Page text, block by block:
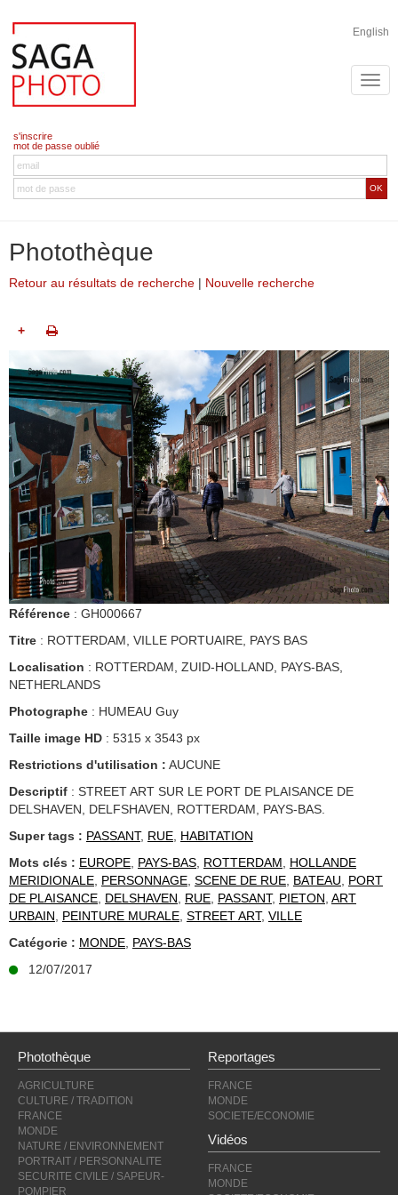
English
s'inscrire
mot de passe oublié
OK
Photothèque
Retour au résultats de recherche | Nouvelle recherche
+
Référence : GH000667
Titre : ROTTERDAM, VILLE PORTUAIRE, PAYS BAS
Localisation : ROTTERDAM, ZUID-HOLLAND, PAYS-BAS,
NETHERLANDS
Photographe : HUMEAU Guy
Taille image HD : 5315 x 3543 px
Restrictions d'utilisation : AUCUNE
Descriptif : STREET ART SUR LE PORT DE PLAISANCE DE
DELSHAVEN, DELFSHAVEN, ROTTERDAM, PAYS-BAS.
Super tags : PASSANT, RUE, HABITATION
Mots clés : EUROPE, PAYS-BAS, ROTTERDAM, HOLLANDE
MERIDIONALE, PERSONNAGE, SCENE DE RUE, BATEAU, PORT
DE PLAISANCE, DELSHAVEN, RUE, PASSANT, PIETON, ART
URBAIN, PEINTURE MURALE, STREET ART, VILLE
Catégorie : MONDE, PAYS-BAS
12/07/2017
Photothèque
AGRICULTURE
CULTURE / TRADITION
FRANCE
MONDE
NATURE / ENVIRONNEMENT
PORTRAIT / PERSONNALITE
SECURITE CIVILE / SAPEUR-
POMPIER
Reportages
FRANCE
MONDE
SOCIETE/ECONOMIE
Vidéos
FRANCE
MONDE